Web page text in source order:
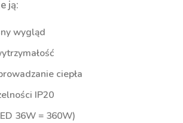
ją:
wygląd
ciepła
IP20
36W = 360W)